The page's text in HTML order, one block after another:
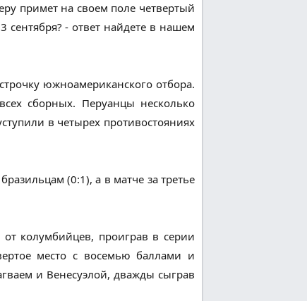
примет на своем поле четвертый
сентября? - ответ найдете в нашем
южноамериканского отбора.
сборных. Перуанцы несколько
в четырех противостояниях
(0:1), а в матче за третье
колумбийцев, проиграв в серии
место с восемью баллами и
и Венесуэлой, дважды сыграв